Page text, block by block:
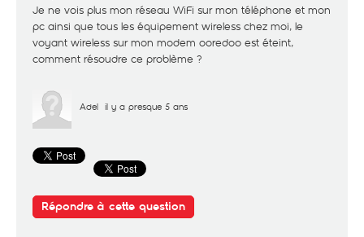
Je ne vois plus mon réseau WiFi sur mon téléphone et mon
pc ainsi que tous les équipement wireless chez moi, le
voyant wireless sur mon modem ooredoo est éteint,
comment résoudre ce problème ?
Adel il y a presque 5 ans
Répondre à cette question